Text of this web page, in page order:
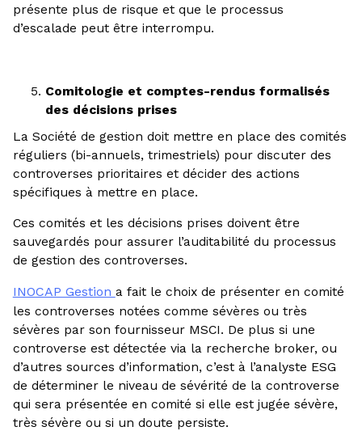
présente plus de risque et que le processus
d’escalade peut être interrompu.
Comitologie et comptes-rendus formalisés
des décisions prises
La Société de gestion doit mettre en place des comités
réguliers (bi-annuels, trimestriels) pour discuter des
controverses prioritaires et décider des actions
spécifiques à mettre en place.
Ces comités et les décisions prises doivent être
sauvegardés pour assurer l’auditabilité du processus
de gestion des controverses.
INOCAP Gestion a fait le choix de présenter en comité
les controverses notées comme sévères ou très
sévères par son fournisseur MSCI. De plus si une
controverse est détectée via la recherche broker, ou
d’autres sources d’information, c’est à l’analyste ESG
de déterminer le niveau de sévérité de la controverse
qui sera présentée en comité si elle est jugée sévère,
très sévère ou si un doute persiste.